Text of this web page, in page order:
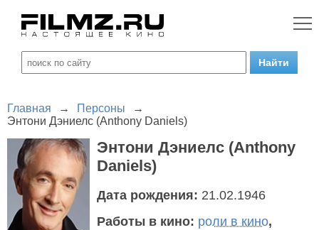
Главная → Персоны
→
Энтони Дэниелс (Anthony Daniels)
Энтони Дэниелс (Anthony
Daniels)
Дата рождения: 21.02.1946
Работы в кино: роли в кино,